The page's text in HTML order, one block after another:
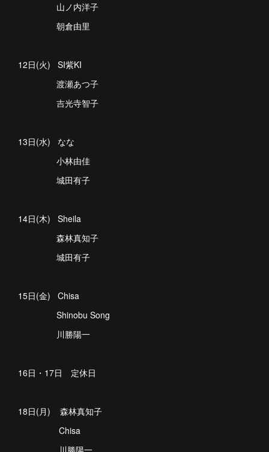
山ノ内洋子
朝倉由里
12日(火) SI紫KI
渡瀬あつ子
吉光寺智子
13日(水) なな
小林由佳
城田有子
14日(木) Sheila
森林真知子
城田有子
15日(金) Chisa
Shinobu Song
川勝陽一
16日・17日 定休日
18日(月) 森林真知子
Chisa
川勝陽一